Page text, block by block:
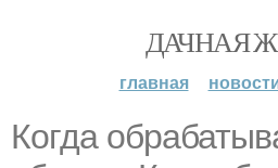
ДАЧНАЯ
главная
Когда